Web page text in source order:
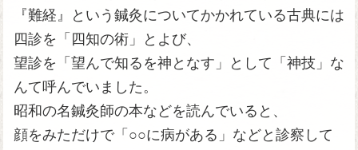
『難経』という鍼灸についてかかれている古典には
四診を「四知の術」とよび、
望診を「望んで知るを神となす」として「神技」な
んて呼んでいました。
昭和の名鍼灸師の本などを読んでいると、
顔をみただけで「○○に病がある」などと診察して